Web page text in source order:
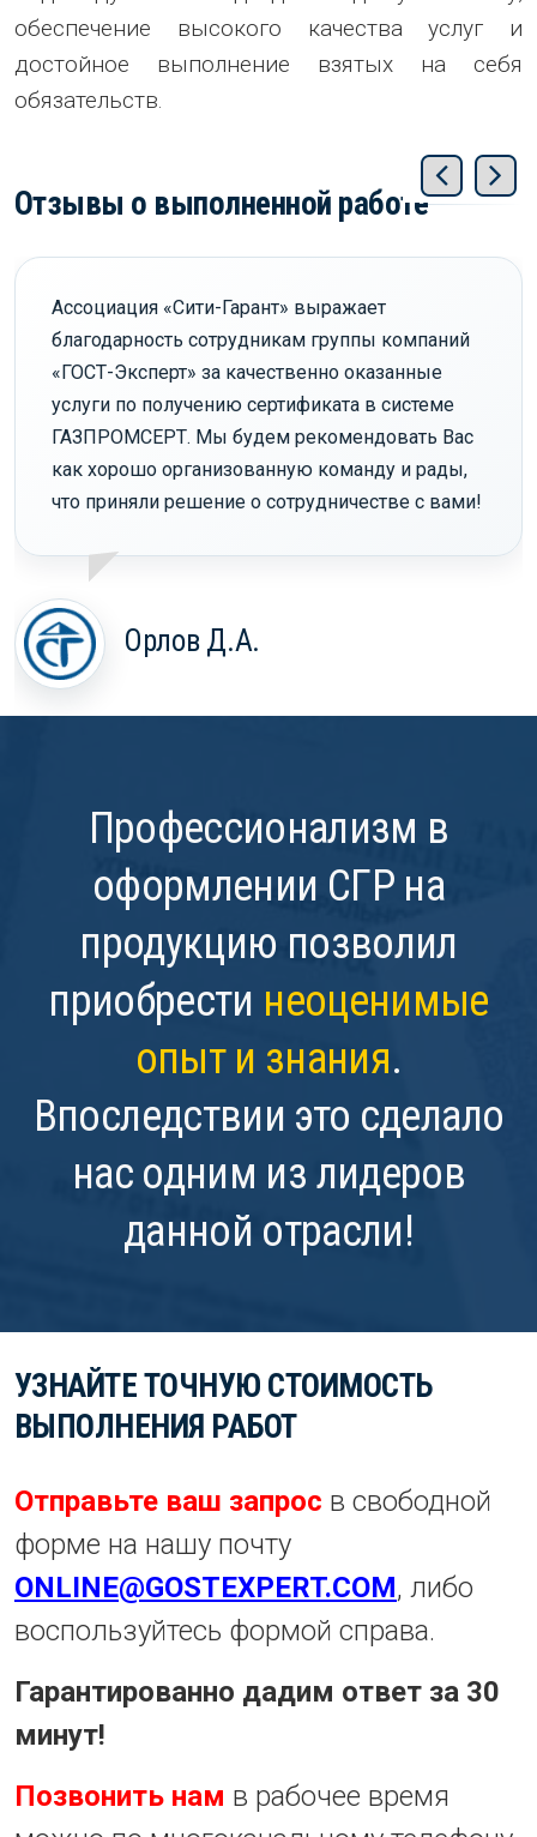
обеспечение высокого качества услуг и
достойное выполнение взятых на себя
обязательств.
Отзывы о выполненной работе
Ассоциация «Сити-Гарант» выражает
благодарность сотрудникам группы компаний
«ГОСТ-Эксперт» за качественно оказанные
услуги по получению сертификата в системе
ГАЗПРОМСЕРТ. Мы будем рекомендовать Вас
как хорошо организованную команду и рады,
что приняли решение о сотрудничестве с вами!
Орлов Д.А.
Профессионализм в
оформлении СГР на
продукцию позволил
приобрести неоценимые
опыт и знания.
Впоследствии это сделало
нас одним из лидеров
данной отрасли!
УЗНАЙТЕ ТОЧНУЮ СТОИМОСТЬ
ВЫПОЛНЕНИЯ РАБОТ
Отправьте ваш запрос в свободной
форме на нашу почту
ONLINE@GOSTEXPERT.COM, либо
воспользуйтесь формой справа.
Гарантированно дадим ответ за 30
минут!
Позвонить нам в рабочее время